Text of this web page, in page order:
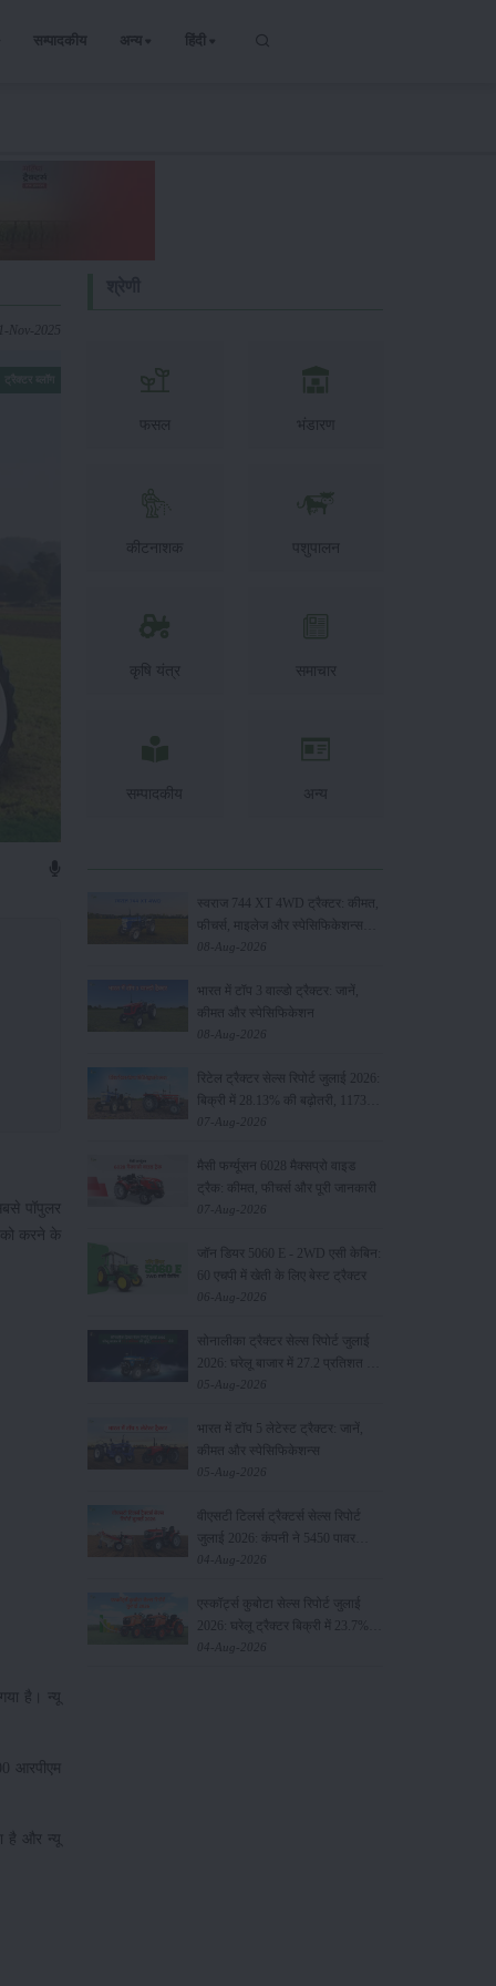
सम्पादकीय अन्य हिंदी
Nov-2025
पॉपुलर
करने के
है। न्यू
आरपीएम
है और न्यू
फसल भंडारण
कीटनाशक पशुपालन
कृषि यंत्र समाचार
सम्पादकीय अन्य
स्वराज 744 XT 4WD ट्रैक्टर: कीमत,
फीचर्स, माइलेज और स्पेसिफिकेशन्स
2026
08-Aug-2026
भारत में टॉप 3 वाल्डो ट्रैक्टर: जानें,
कीमत और स्पेसिफिकेशन
08-Aug-2026
रिटेल ट्रैक्टर सेल्स रिपोर्ट जुलाई 2026:
बिक्री में 28.13% की बढ़ोतरी, 117349
यूनिट्स बेचे
07-Aug-2026
मैसी फर्ग्यूसन 6028 मैक्सप्रो वाइड
ट्रैक: कीमत, फीचर्स और पूरी जानकारी
07-Aug-2026
जॉन डियर 5060 E - 2WD एसी केबिन:
60 एचपी में खेती के लिए बेस्ट ट्रैक्टर
06-Aug-2026
सोनालीका ट्रैक्टर सेल्स रिपोर्ट जुलाई
2026: घरेलू बाजार में 27.2 प्रतिशत की
वृद्धि, 11442 ट्रैक्टर बेचे
05-Aug-2026
भारत में टॉप 5 लेटेस्ट ट्रैक्टर: जानें,
कीमत और स्पेसिफिकेशन्स
05-Aug-2026
वीएसटी टिलर्स ट्रैक्टर्स सेल्स रिपोर्ट
जुलाई 2026: कंपनी ने 5450 पावर
टिलर और 403 ट्रैक्टर बेचे
04-Aug-2026
एस्कॉर्ट्स कुबोटा सेल्स रिपोर्ट जुलाई
2026: घरेलू ट्रैक्टर बिक्री में 23.7%
की वृद्धि, 8194 ट्रैक्टर बेचे
04-Aug-2026